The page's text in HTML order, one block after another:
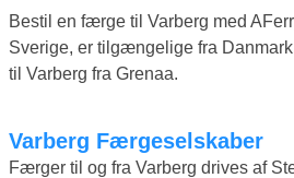
Bestil en færge til Varberg med
Sverige, er tilgængelige fra
til Varberg fra Grenaa.
Varberg Færgeselskaber
Færger til og fra Varberg drives af